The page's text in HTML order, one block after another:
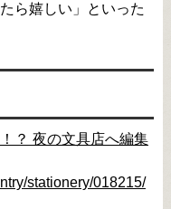
ら嬉しい」といった
？ 夜の文具店へ編集
stationery/018215/